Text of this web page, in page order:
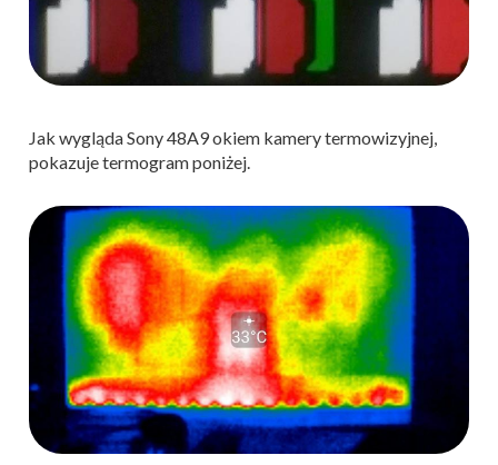
Jak wygląda Sony 48A9 okiem kamery termowizyjnej,
pokazuje termogram poniżej.